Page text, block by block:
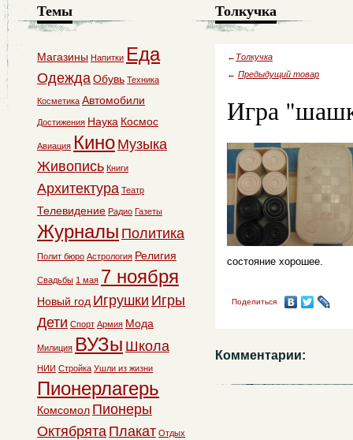
Толкучка
← Толкучка
← Предыдущий товар
Игра
состояние хорошее.
Поделиться
Комментарии:
Темы
Магазины Напитки Еда
ОдеждаОбувь Техника
Косметика Автомобили
Достижения Наука Космос
Авиация Кино Музыка
Живопись Книги
Архитектура Театр
Телевидение Радио Газеты
Журналы Политика
Полит бюро Астрология Религия
Свадьбы 1 мая 7 ноября
Новый год Игрушки Игры
Дети Спорт Армия Мода
Милиция ВУЗы Школа
НИИ Стройка Ушли из жизни
Пионерлагерь
Комсомол Пионеры
Октябрята Плакат Отдых